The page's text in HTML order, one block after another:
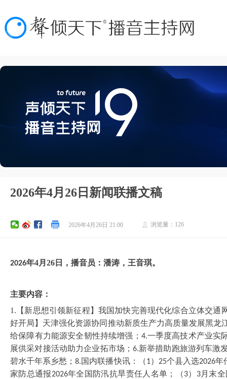
2026年4月26日新闻联播文稿
2026年4月26日 21:00 ꄑ 浏览量： 126
2026年4月 26 日，播音员： 潘涛 ， 王音琪。
主要内容：
1.【新思想引领新征程】我国加快完善现代化综合立体交通
好开局】天津强化资源协同推动新质生产力高质量发展黑龙
给保障有力能源安全韧性持续增强； 4.一季度高技术产业实
展供采对接活动助力企业拓市场； 6.新举措助跑旅游列车激
碧水千年系乡愁；8.国内联播快讯：（1） 25个县入选2026年
家防总通报2026年全国防汛抗旱责任人名单；（3） 3月末